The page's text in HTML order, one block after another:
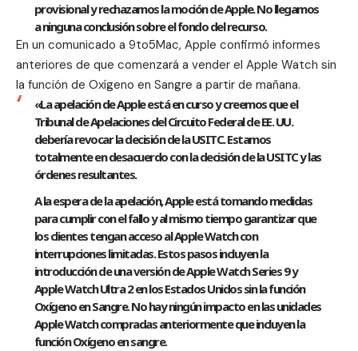
provisional y rechazamos la moción de Apple. No llegamos
a ninguna conclusión sobre el fondo del recurso.
En un comunicado a 9to5Mac, Apple confirmó informes
anteriores de que comenzará a vender el Apple Watch sin
la función de Oxígeno en Sangre a partir de mañana.
«La apelación de Apple está en curso y creemos que el
Tribunal de Apelaciones del Circuito Federal de EE. UU.
debería revocar la decisión de la USITC. Estamos
totalmente en desacuerdo con la decisión de la USITC y las
órdenes resultantes.
A la espera de la apelación, Apple está tomando medidas
para cumplir con el fallo y al mismo tiempo garantizar que
los clientes tengan acceso al Apple Watch con
interrupciones limitadas. Estos pasos incluyen la
introducción de una versión de Apple Watch Series 9 y
Apple Watch Ultra 2 en los Estados Unidos sin la función
Oxígeno en Sangre. No hay ningún impacto en las unidades
Apple Watch compradas anteriormente que incluyen la
función Oxígeno en sangre.